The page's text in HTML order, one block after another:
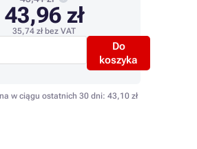
43,96 zł
35,74 złbez VAT
Do
koszyka
w ciągu ostatnich 30 dni: 43,10 zł